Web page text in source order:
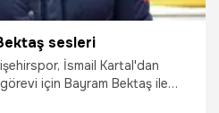
sesleri
İsmail Kartal'dan
için Bayram Bektaş ile